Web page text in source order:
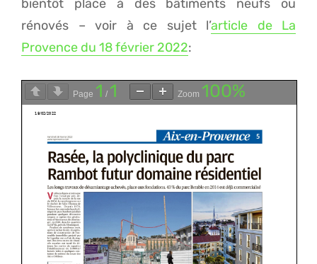
bientôt place à des bâtiments neufs ou
rénovés – voir à ce sujet l’article de La
Provence du 18 février 2022:
Page 1 / 1 Zoom 100%